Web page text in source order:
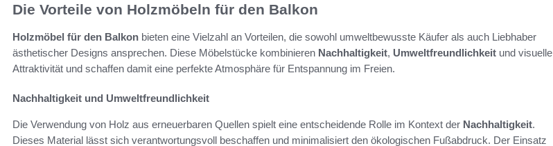
Die Vorteile von Holzmöbeln für den Balkon
Holzmöbel für den Balkon bieten eine Vielzahl an Vorteilen, die sowohl umweltbewusste Käufer als auch Liebhaber
ästhetischer Designs ansprechen. Diese Möbelstücke kombinieren Nachhaltigkeit, Umweltfreundlichkeit und visuelle
Attraktivität und schaffen damit eine perfekte Atmosphäre für Entspannung im Freien.
Nachhaltigkeit und Umweltfreundlichkeit
Die Verwendung von Holz aus erneuerbaren Quellen spielt eine entscheidende Rolle im Kontext der Nachhaltigkeit.
Dieses Material lässt sich verantwortungsvoll beschaffen und minimalisiert den ökologischen Fußabdruck. Der Einsatz